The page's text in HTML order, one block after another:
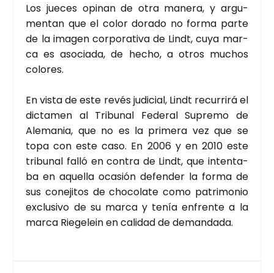
Los jue­ces opi­nan de otra mane­ra, y argu­
men­tan que el color dora­do no for­ma par­te
de la ima­gen cor­po­ra­ti­va de Lindt, cuya mar­
ca es aso­cia­da, de hecho, a otros muchos
colo­res.
En vis­ta de este revés judi­cial, Lindt recu­rri­rá el
dic­ta­men al Tri­bu­nal Fede­ral Supre­mo de
Ale­ma­nia, que no es la pri­me­ra vez que se
topa con este caso. En 2006 y en 2010 este
tri­bu­nal falló en con­tra de Lindt, que inten­ta­
ba en aque­lla oca­sión defen­der la for­ma de
sus cone­ji­tos de cho­co­la­te como patri­mo­nio
exclu­si­vo de su mar­ca y tenía enfren­te a la
mar­ca Rie­ge­lein en cali­dad de deman­da­da.